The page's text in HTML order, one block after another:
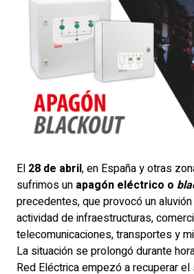
El 28 de abril, en España y otras
sufrimos un apagón eléctrico o
precedentes, que provocó un
actividad de infraestructuras,
telecomunicaciones, transportes y
La situación se prolongó durante
Red Eléctrica empezó a recuperar